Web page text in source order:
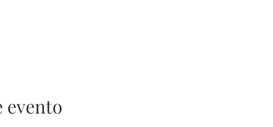
evento